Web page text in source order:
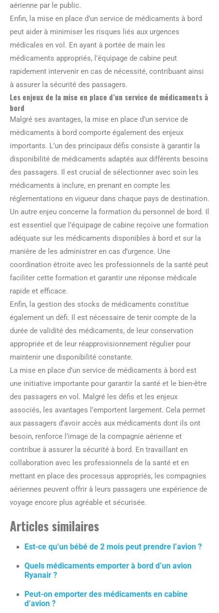
aérienne par le public.
Enfin, la mise en place d’un service de médicaments à bord
peut aider à minimiser les risques liés aux urgences
médicales en vol. En ayant à portée de main les
médicaments appropriés, l’équipage de cabine peut
rapidement intervenir en cas de nécessité, contribuant ainsi
à assurer la sécurité des passagers.
Les enjeux de la mise en place d’un service de médicaments à
bord
Malgré ses avantages, la mise en place d’un service de
médicaments à bord comporte également des enjeux
importants. L’un des principaux défis consiste à garantir la
disponibilité de médicaments adaptés aux différents besoins
des passagers. Il est crucial de sélectionner avec soin les
médicaments à inclure, en prenant en compte les
réglementations en vigueur dans chaque pays de destination.
Un autre enjeu concerne la formation du personnel de bord. Il
est essentiel que l’équipage de cabine reçoive une formation
adéquate sur les médicaments disponibles à bord et sur la
manière de les administrer en cas d’urgence. Une
coordination étroite avec les professionnels de la santé peut
faciliter cette formation et garantir une réponse médicale
rapide et efficace.
Enfin, la gestion des stocks de médicaments constitue
également un défi. Il est nécessaire de tenir compte de la
durée de validité des médicaments, de leur conservation
appropriée et de leur réapprovisionnement régulier pour
maintenir une disponibilité constante.
La mise en place d’un service de médicaments à bord est
une initiative importante pour garantir la santé et le bien-être
des passagers en vol. Malgré les défis et les enjeux
associés, les avantages l’emportent largement. Cela permet
aux passagers d’avoir accès aux médicaments dont ils ont
besoin, renforce l’image de la compagnie aérienne et
contribue à assurer la sécurité à bord. En travaillant en
collaboration avec les professionnels de la santé et en
mettant en place des processus appropriés, les compagnies
aériennes peuvent offrir à leurs passagers une expérience de
voyage encore plus agréable et sécurisée.
Articles similaires
Est-ce qu’un bébé de 2 mois peut prendre l’avion ?
Quels médicaments emporter à bord d’un avion
Ryanair ?
Peut-on emporter des médicaments en cabine
d’avion ?